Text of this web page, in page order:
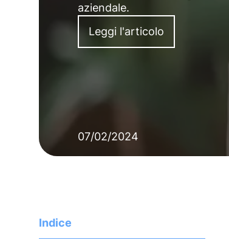
aziendale.
Leggi l'articolo
07/02/2024
Indice